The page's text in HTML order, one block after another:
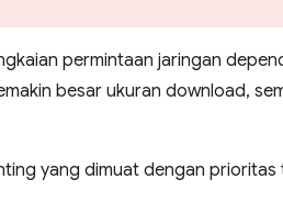
permintaan jaringan
besar ukuran download,
yang dimuat dengan prioritas